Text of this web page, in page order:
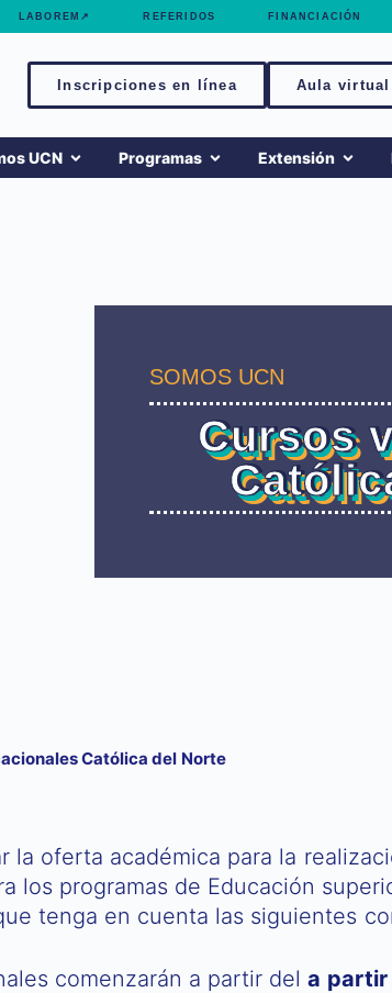
LABOREM↗ REFERIDOS FINANCIACIÓN
Inscripciones en línea Aula virtual
UCN Programas Extensión
SOMOS UCN
Cursos
Católica del Norte
la oferta académica para la
los programas de Educación
tenga en cuenta las siguientes
comenzarán a partir dela partir